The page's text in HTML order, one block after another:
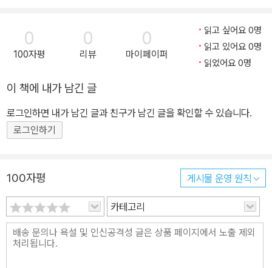
0
100자평
0
리뷰
0
마이페이퍼
읽고 싶어요 0명
읽고 있어요 0명
읽었어요 0명
이 책에 내가 남긴 글
로그인하면 내가 남긴 글과 친구가 남긴 글을 확인할 수 있습니다.
로그인하기
100자평 게시물 운영 원칙
카테고리